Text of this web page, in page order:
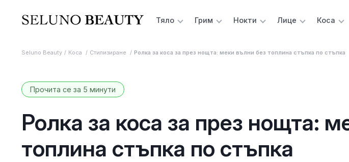
Тяло Грим Нокти Лице Коса
Seluno Beauty Коса Стилизиране Ролка за коса за през нощта: меки вълни без топлина стъпка по стъпка
Прочита се за 5 минути
Ролка за коса за през нощта:
топлина стъпка по стъпка